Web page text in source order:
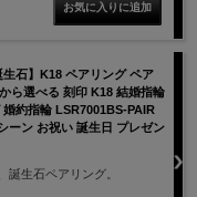
生石】K18 ペアリング ペア
ら選べる 刻印 K18 結婚指輪
約指輪 LSR7001BS-PAIR
ーン お祝い 誕生日 プレゼン
誕生石ペアリング。